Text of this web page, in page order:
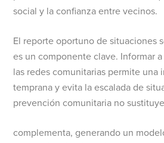
social y la confianza entre vecinos.
El reporte oportuno de situaciones
es un componente clave. Informar
las redes comunitarias permite una
temprana y evita la escalada de
prevención comunitaria no
complementa, generando un